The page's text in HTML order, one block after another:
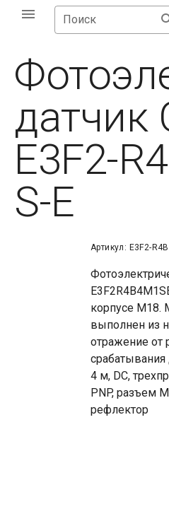
Поиск
датчик
E3F2-
S-E
Артикул: E3F2-
корпусе М18.
выполнен из
отражение от
срабатывания
4 м, DC,
PNP, разъем
рефлектор